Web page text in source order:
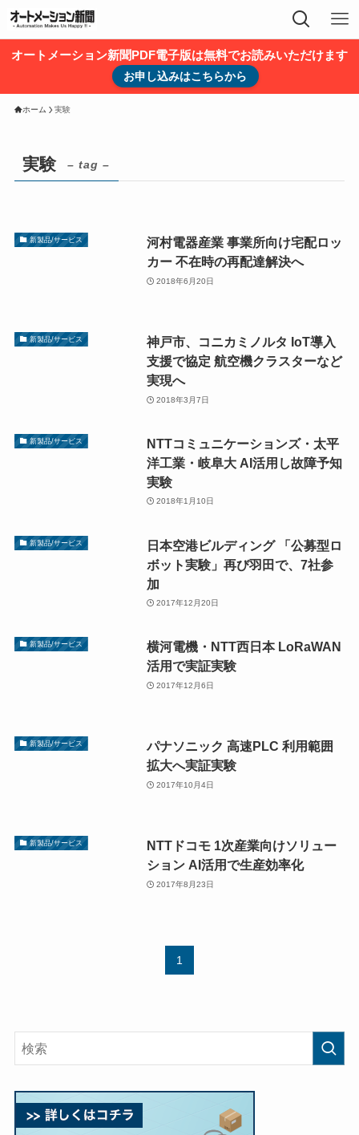
オートメーション新聞PDF電子版は無料でお読みいただけます
お申し込みはこちらから
ホーム 実験
実験 – tag –
新製品/サービス
河村電器産業 事業所向け宅配ロッ
カー 不在時の再配達解決へ
2018年6月20日
新製品/サービス
神戸市、コニカミノルタ IoT導入
支援で協定 航空機クラスターなど
実現へ
2018年3月7日
新製品/サービス
NTTコミュニケーションズ・太平
洋工業・岐阜大 AI活用し故障予知
実験
2018年1月10日
新製品/サービス
日本空港ビルディング 「公募型ロ
ボット実験」再び羽田で、7社参
加
2017年12月20日
新製品/サービス
横河電機・NTT西日本 LoRaWAN
活用で実証実験
2017年12月6日
新製品/サービス
パナソニック 高速PLC 利用範囲
拡大へ実証実験
2017年10月4日
新製品/サービス
NTTドコモ 1次産業向けソリュー
ション AI活用で生産効率化
2017年8月23日
1